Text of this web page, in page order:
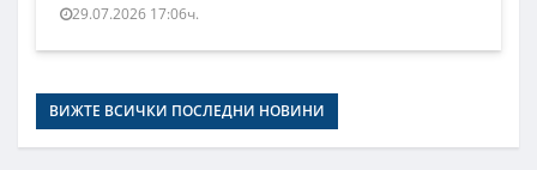
29.07.2026 17:06ч.
ВИЖТЕ ВСИЧКИ ПОСЛЕДНИ НОВИНИ